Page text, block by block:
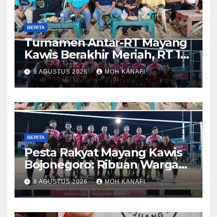
BERITA
Turnamen Antar-RT Mayang
Kawis Berakhir Meriah, RT 11
dan RT 05 Jadi Sorotan
9 AGUSTUS 2026 MOH KANAFI
BERITA
​Pesta Rakyat Mayang Kawis
Bojonegoro: Ribuan Warga
Tumplek Blek Saksikan Final
Voli, Kades 3 Periode Dipuji
Setinggi Langit
8 AGUSTUS 2026 MOH KANAFI